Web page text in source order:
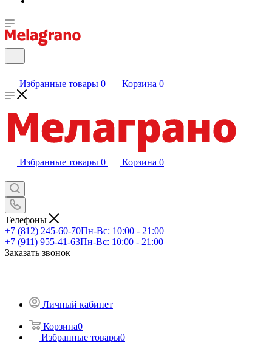
Избранные товары 0 Корзина 0
Избранные товары 0 Корзина 0
Телефоны
+7 (812) 245-60-70Пн-Вс: 10:00 - 21:00
+7 (911) 955-41-63Пн-Вс: 10:00 - 21:00
Заказать звонок
Личный кабинет
Корзина0
Избранные товары0